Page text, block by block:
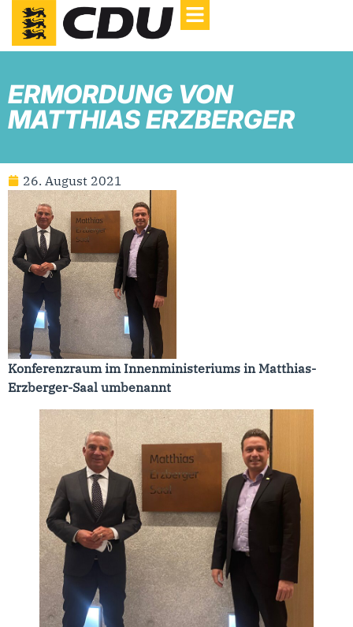
ERMORDUNG VON
MATTHIAS ERZBERGER
26. August 2021
Konferenzraum im Innenministeriums in Matthias-
Erzberger-Saal umbenannt